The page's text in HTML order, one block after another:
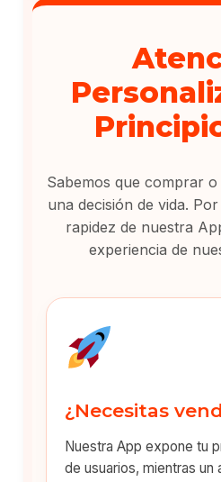
Sabemos que comprar
una decisión de vida.
rapidez de nuestra
experiencia de
¿Necesitas
Nuestra App expone tu
de usuarios, mientras un